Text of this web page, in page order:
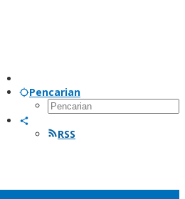
Pencarian
RSS